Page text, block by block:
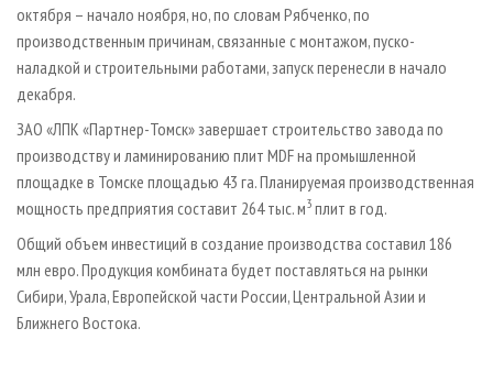
БИОЭНЕРГЕТИКА
ЦБП
ИНСТРУМЕНТ И МАТЕРИАЛЫ
RUSSIAN FORESTRY REVIEW
ГАЗЕТА ЛЕСПРОМФОРУМ
БИБЛИОТЕКА СПЕЦИАЛИСТА
октября – начало ноября, но, по словам Рябченко, по
производственным причинам, связанные с монтажом, пуско-
наладкой и строительными работами, запуск перенесли в начало
декабря.
ЗАО «ЛПК «Партнер-Томск» завершает строительство завода по
производству и ламинированию плит MDF на промышленной
площадке в Томске площадью 43 га. Планируемая производственная
мощность предприятия составит 264 тыс. м3 плит в год.
Общий объем инвестиций в создание производства составил 186
млн евро. Продукция комбината будет поставляться на рынки
Сибири, Урала, Европейской части России, Центральной Азии и
Ближнего Востока.